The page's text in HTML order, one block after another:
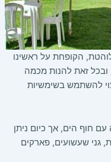
הקופחת על ראשינו
זאת להנות מכמה
להשתמש בשימשיות
חוף הים, אך כיום ניתן
גני שעשועים, פארקים